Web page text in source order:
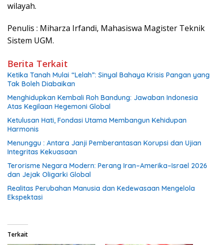
wilayah.
Penulis : Miharza Irfandi, Mahasiswa Magister Teknik
Sistem UGM.
Berita Terkait
Ketika Tanah Mulai “Lelah”: Sinyal Bahaya Krisis Pangan yang
Tak Boleh Diabaikan
Menghidupkan Kembali Roh Bandung: Jawaban Indonesia
Atas Kegilaan Hegemoni Global
Ketulusan Hati, Fondasi Utama Membangun Kehidupan
Harmonis
Menunggu : Antara Janji Pemberantasan Korupsi dan Ujian
Integritas Kekuasaan
Terorisme Negara Modern: Perang Iran–Amerika–Israel 2026
dan Jejak Oligarki Global
Realitas Perubahan Manusia dan Kedewasaan Mengelola
Ekspektasi
Terkait